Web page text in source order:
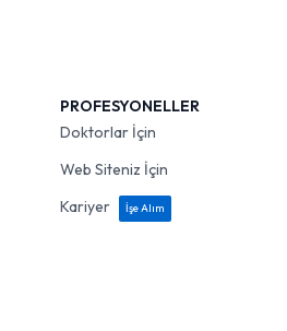
PROFESYONELLER
Doktorlar İçin
Web Siteniz İçin
Kariyer
İşe Alım